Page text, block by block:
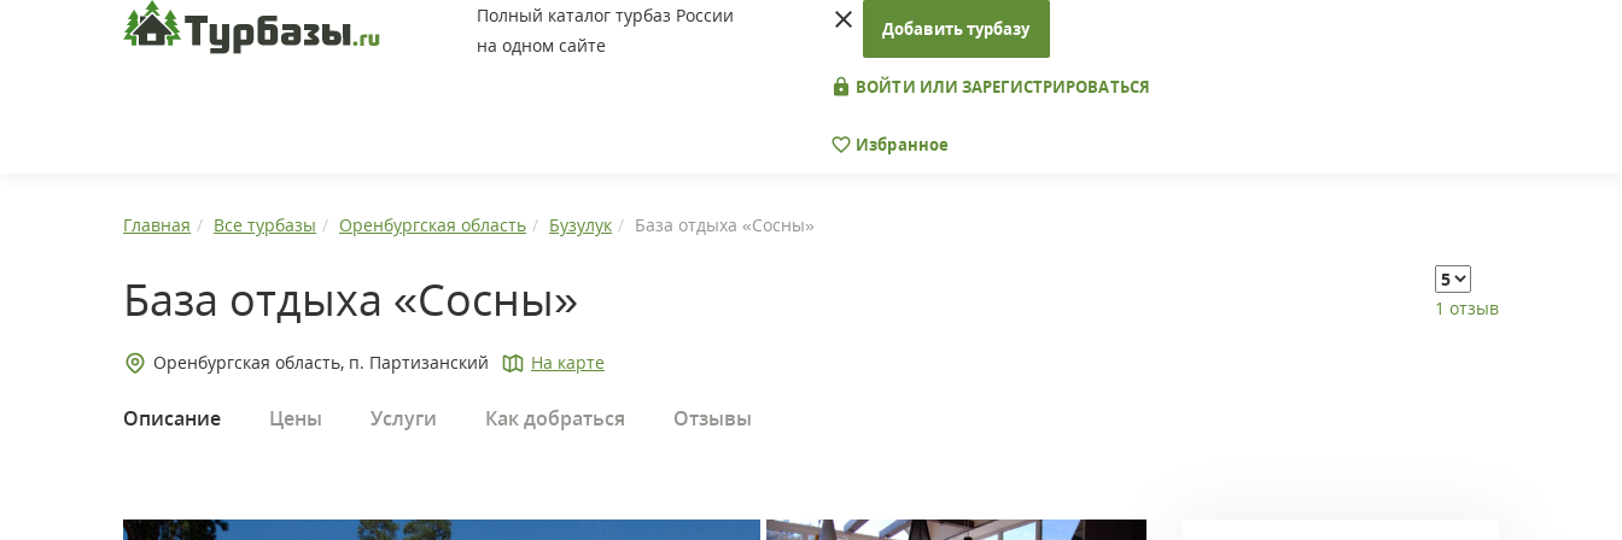
Полный каталог турбаз России
на одном сайте
Добавить турбазу
ВОЙТИ ИЛИ ЗАРЕГИСТРИРОВАТЬСЯ
Избранное
Главная Все турбазы Оренбургская область Бузулук База отдыха «Сосны»
База отдыха «Сосны» 1 отзыв
Оренбургская область, п. Партизанский На карте
Описание Цены Услуги Как добраться Отзывы